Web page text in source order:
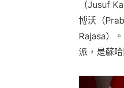
（Jusuf
博沃（
Rajasa）
派，是蘇